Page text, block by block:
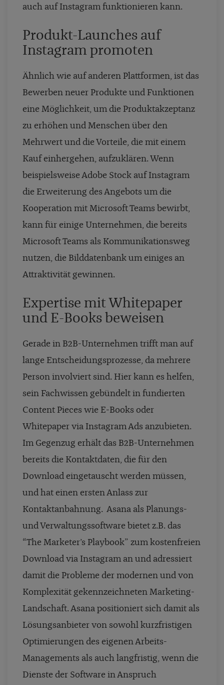
auch auf Instagram funktionieren kann.
Produkt-Launches auf
Instagram promoten
Ähnlich wie auf anderen Plattformen, ist das
Bewerben neuer Produkte und Funktionen
eine Möglichkeit, um die Produktakzeptanz
zu erhöhen und Menschen über den
Mehrwert und die Vorteile, die mit einem
Kauf einhergehen, aufzuklären. Wenn
beispielsweise Adobe Stock auf Instagram
die Erweiterung des Angebots um die
Kooperation mit Microsoft Teams bewirbt,
kann für einige Unternehmen, die bereits
Microsoft Teams als Kommunikationsweg
nutzen, die Bilddatenbank um einiges an
Attraktivität gewinnen.
Expertise mit Whitepaper
und E-Books beweisen
Gerade in B2B-Unternehmen trifft man auf
lange Entscheidungsprozesse, da mehrere
Person involviert sind. Hier kann es helfen,
sein Fachwissen gebündelt in fundierten
Content Pieces wie E-Books oder
Whitepaper via Instagram Ads anzubieten.
Im Gegenzug erhält das B2B-Unternehmen
bereits die Kontaktdaten, die für den
Download eingetauscht werden müssen,
und hat einen ersten Anlass zur
Kontaktanbahnung. Asana als Planungs-
und Verwaltungssoftware bietet z.B. das
“The Marketer’s Playbook” zum kostenfreien
Download via Instagram an und adressiert
damit die Probleme der modernen und von
Komplexität gekennzeichneten Marketing-
Landschaft. Asana positioniert sich damit als
Lösungsanbieter von sowohl kurzfristigen
Optimierungen des eigenen Arbeits-
Managements als auch langfristig, wenn die
Dienste der Software in Anspruch